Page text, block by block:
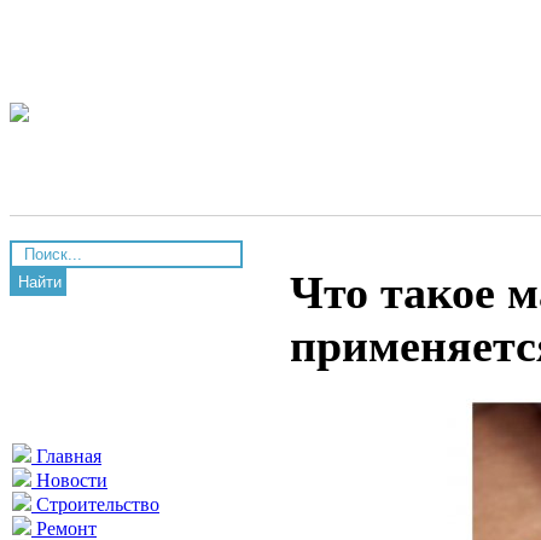
Найти
Главная
Новости
Строительство
Ремонт
Что такое